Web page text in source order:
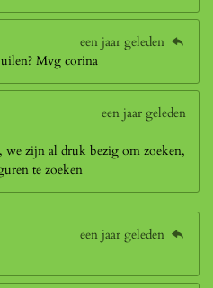
een jaar geleden
Mvg corina
een jaar geleden
we zijn al druk bezig om zoeken,
te zoeken
een jaar geleden